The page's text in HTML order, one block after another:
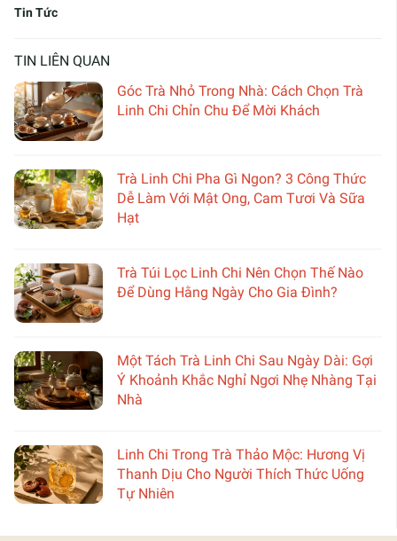
Tin Tức
TIN LIÊN QUAN
Góc Trà Nhỏ Trong Nhà: Cách Chọn Trà
Linh Chi Chỉn Chu Để Mời Khách
Trà Linh Chi Pha Gì Ngon? 3 Công Thức
Dễ Làm Với Mật Ong, Cam Tươi Và Sữa
Hạt
Trà Túi Lọc Linh Chi Nên Chọn Thế Nào
Để Dùng Hằng Ngày Cho Gia Đình?
Một Tách Trà Linh Chi Sau Ngày Dài: Gợi
Ý Khoảnh Khắc Nghỉ Ngơi Nhẹ Nhàng Tại
Nhà
Linh Chi Trong Trà Thảo Mộc: Hương Vị
Thanh Dịu Cho Người Thích Thức Uống
Tự Nhiên